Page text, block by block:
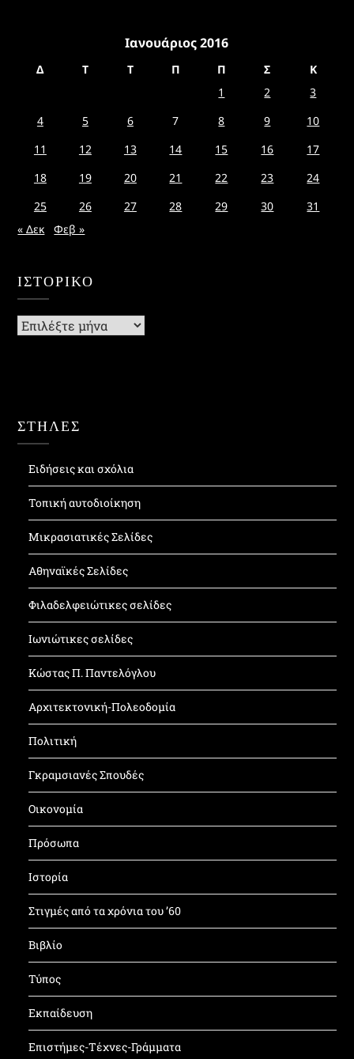
Ιανουάριος 2016
Δ Τ Τ Π Π Σ
Κ
1
2
3
4
5 6 7 8 9
10
11
12 13 14 15 16
17
18
19 20 21 22 23
24
25
26 27 28 29 30
31
« Δεκ
Φεβ »
ΙΣΤΟΡΙΚΌ
Ιστορικό
ΣΤΗΛΕΣ
Ειδήσεις και σχόλια
Τοπική αυτοδιοίκηση
Μικρασιατικές Σελίδες
Αθηναϊκές Σελίδες
Φιλαδελφειώτικες σελίδες
Ιωνιώτικες σελίδες
Κώστας Π. Παντελόγλου
Αρχιτεκτονική-Πολεοδομία
Πολιτική
Γκραμσιανές Σπουδές
Οικονομία
Πρόσωπα
Ιστορία
Στιγμές από τα χρόνια του ’60
Βιβλίο
Τύπος
Εκπαίδευση
Επιστήμες-Τέχνες-Γράμματα